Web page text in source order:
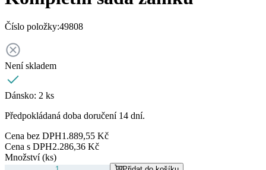
Číslo položky:49808
Není skladem
Dánsko: 2 ks
Předpokládaná doba doručení 14 dní.
Cena bez DPH1.889,55 Kč
Cena s DPH2.286,36 Kč
Množství (ks)